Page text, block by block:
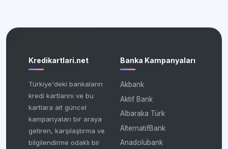
Kredikartlari.net
Türkiye'deki bankaların
kredi kartlarını ve bu
kartlara ait güncel
kampanyaları bir araya
getiren, karşılaştırma ve
bilgilendirme odaklı bir
Banka Kampanyaları
Akbank
Aktif Bank
Albaraka Türk
AlternatifBank
Anadolubank